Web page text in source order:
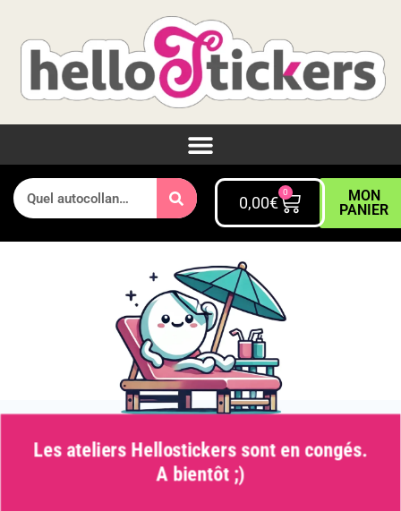
0,00€
0
MON
PANIER
Les ateliers Hellostickers sont en congés.
A bientôt ;)